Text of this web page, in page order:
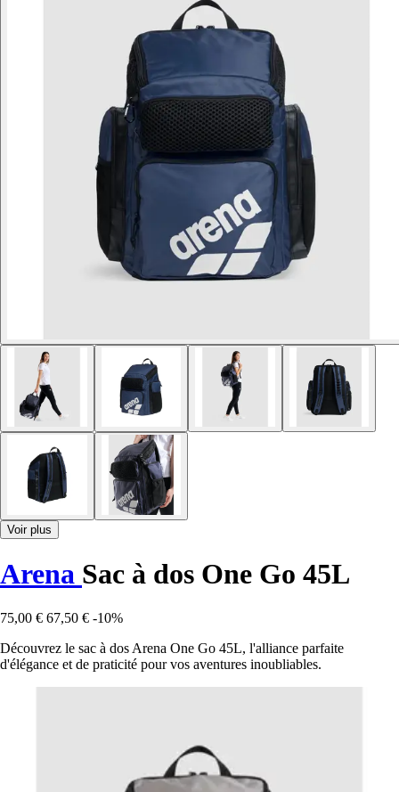
Voir plus
Arena Sac à dos One Go 45L
75,00 € 67,50 € -10%
Découvrez le sac à dos Arena One Go 45L, l'alliance parfaite
d'élégance et de praticité pour vos aventures inoubliables.